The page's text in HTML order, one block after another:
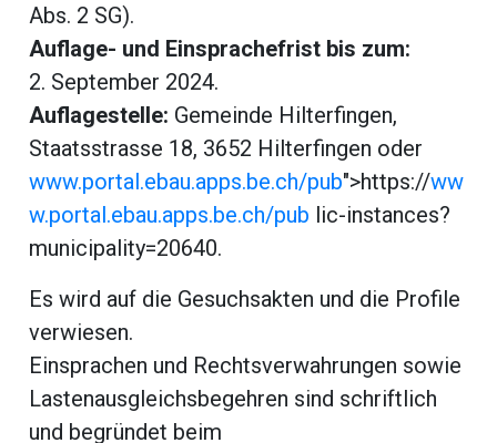
Abs. 2 SG).
Auflage- und Einsprachefrist bis zum:
2. September 2024.
Auflagestelle: Gemeinde Hilterfingen,
Staatsstrasse 18, 3652 Hilterfingen oder
www.portal.ebau.apps.be.ch/pub">https://ww
w.portal.ebau.apps.be.ch/pub lic-instances?
municipality=20640.
Es wird auf die Gesuchsakten und die Profile
verwiesen.
Einsprachen und Rechtsverwahrungen sowie
Lastenausgleichsbegehren sind schriftlich
und begründet beim